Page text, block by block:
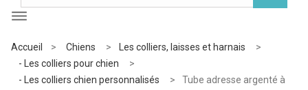
Accueil > Chiens > Les colliers, laisses et harnais
>
- Les colliers pour chien
>
- Les colliers chien personnalisés
>
Tube adresse argenté à